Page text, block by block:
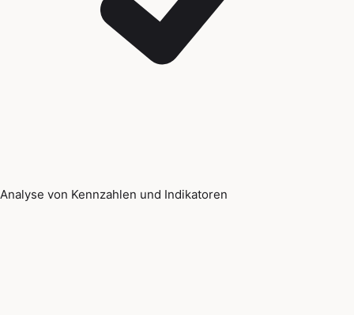
Analyse von Kennzahlen und Indikatoren